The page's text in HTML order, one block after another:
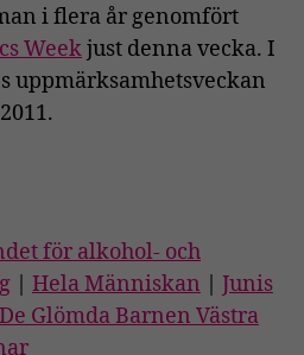
i flera år genomfört
Weekjust denna vecka. I
uppmärksamhetsveckan
för alkohol- och
Hela Människan
Junis
Glömda Barnen Västra